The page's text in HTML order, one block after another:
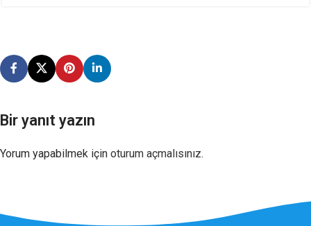
Bir yanıt yazın
Yorum yapabilmek için oturum açmalısınız.